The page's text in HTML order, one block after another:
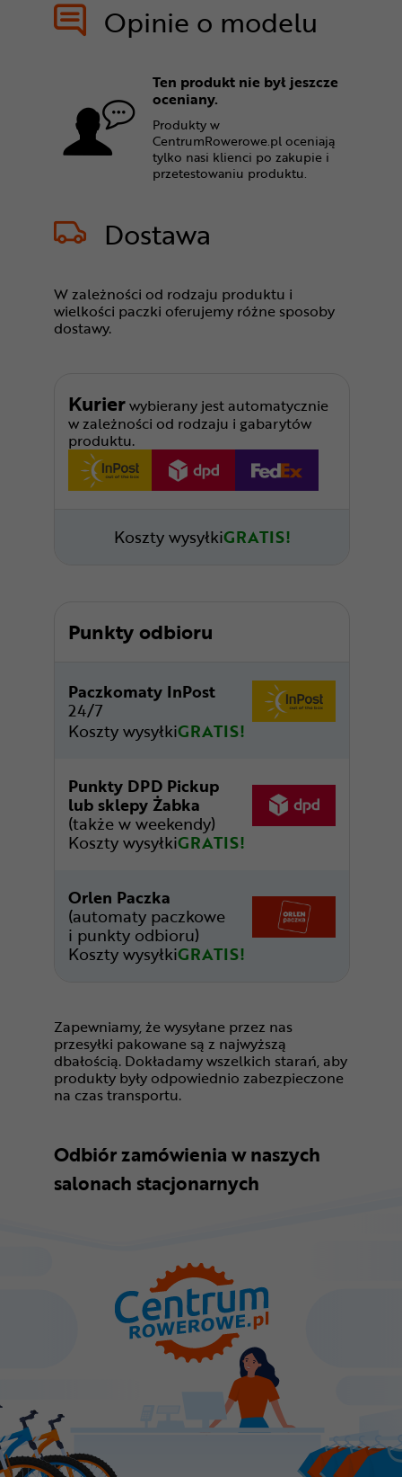
Opinie o modelu
Ten produkt nie był jeszcze
oceniany.
Produkty w
CentrumRowerowe.pl oceniają
tylko nasi klienci po zakupie i
przetestowaniu produktu.
Dostawa
W zależności od rodzaju produktu i
wielkości paczki oferujemy różne sposoby
dostawy.
Kurierwybierany jest automatycznie
w zależności od rodzaju i gabarytów
produktu.
Koszty wysyłkiGRATIS!
Punkty odbioru
Paczkomaty InPost
24/7
Koszty wysyłkiGRATIS!
Punkty DPD Pickup
lub sklepy Żabka
(także w weekendy)
Koszty wysyłkiGRATIS!
Orlen Paczka
(automaty paczkowe
i punkty odbioru)
Koszty wysyłkiGRATIS!
Zapewniamy, że wysyłane przez nas
przesyłki pakowane są z najwyższą
dbałością. Dokładamy wszelkich starań, aby
produkty były odpowiednio zabezpieczone
na czas transportu.
Odbiór zamówienia w naszych
salonach stacjonarnych